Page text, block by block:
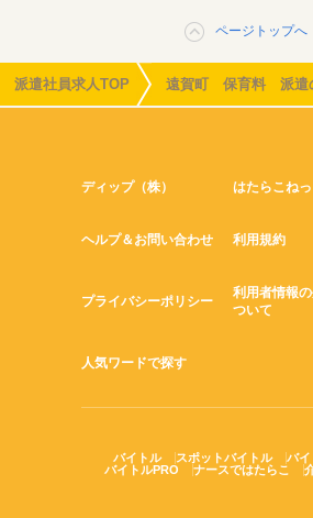
ページトップへ
派遣社員求人TOP 遠賀町 保育料 派遣
ディップ（株） はたらこね
ヘルプ＆お問い合わせ 利用規約
プライバシーポリシー
利用者情報
ついて
人気ワードで探す
バイトル スポットバイトル
バイ
バイトルPRO
ナースではたらこ